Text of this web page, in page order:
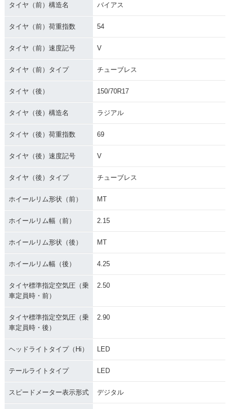
タイヤ（前）構造名 バイアス
タイヤ（前）荷重指数 54
タイヤ（前）速度記号 V
タイヤ（前）タイプ チューブレス
タイヤ（後） 150/70R17
タイヤ（後）構造名 ラジアル
タイヤ（後）荷重指数 69
タイヤ（後）速度記号 V
タイヤ（後）タイプ チューブレス
ホイールリム形状（前） MT
ホイールリム幅（前） 2.15
ホイールリム形状（後） MT
ホイールリム幅（後） 4.25
タイヤ標準指定空気圧（乗
車定員時・前）
2.50
タイヤ標準指定空気圧（乗
車定員時・後）
2.90
ヘッドライトタイプ（Hi） LED
テールライトタイプ LED
スピードメーター表示形式 デジタル